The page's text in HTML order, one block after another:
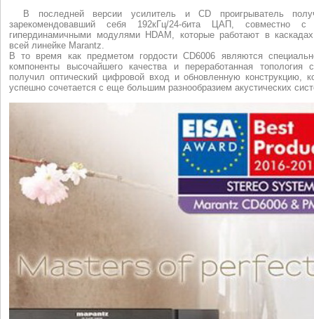
В последней версии усилитель и CD проигрыватель
зарекомендовавший себя 192кГц/24-бита ЦАП, совместно с
гипердинамичными модулями HDAM, которые работают в
всей линейке Marantz.
В то время как предметом гордости CD6006 являются
компоненты высочайшего качества и переработанная топология
получил оптический цифровой вход и обновленную конструкцию,
успешно сочетается с еще большим разнообразием акустических